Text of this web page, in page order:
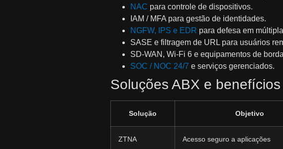
NAC para controle de dispositivos.
IAM / MFA para gestão de identidades.
NGFW, IPS e EDR para defesa em
SASE e filtragem de URL para usuários
SD‑WAN, Wi‑Fi 6 e equipamentos de
SOC / NOC 24/7 e serviços gerenciados.
Soluções ABX e
Solução Objetivo
ZTNA Acesso seguro a aplicações